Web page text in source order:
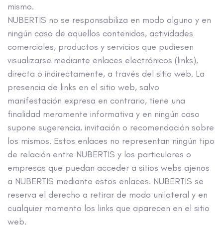
mismo.
NUBERTIS no se responsabiliza en modo alguno y en
ningún caso de aquellos contenidos, actividades
comerciales, productos y servicios que pudiesen
visualizarse mediante enlaces electrónicos (links),
directa o indirectamente, a través del sitio web. La
presencia de links en el sitio web, salvo
manifestación expresa en contrario, tiene una
finalidad meramente informativa y en ningún caso
supone sugerencia, invitación o recomendación sobre
los mismos. Estos enlaces no representan ningún tipo
de relación entre NUBERTIS y los particulares o
empresas que puedan acceder a sitios webs ajenos
a NUBERTIS mediante estos enlaces. NUBERTIS se
reserva el derecho a retirar de modo unilateral y en
cualquier momento los links que aparecen en el sitio
web.